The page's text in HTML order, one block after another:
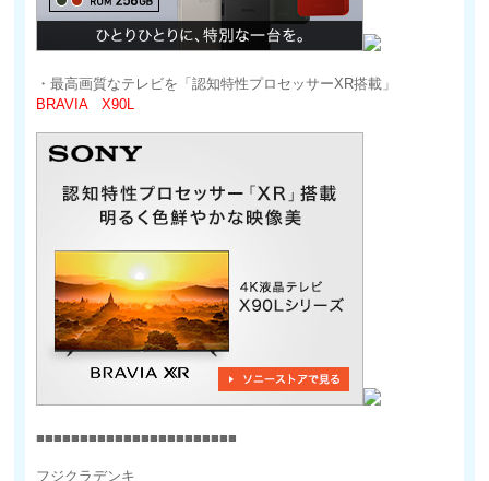
・最高画質なテレビを「認知特性プロセッサーXR搭載」
BRAVIA X90L
■■■■■■■■■■■■■■■■■■■■■■■
フジクラデンキ